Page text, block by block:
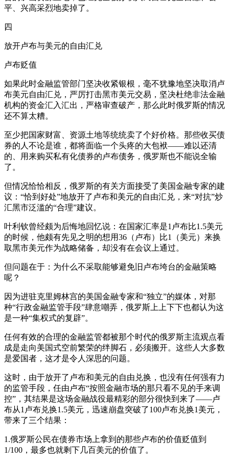
平、兴高采烈地卖掉了。
四
放开卢布与美元的自由汇兑
卢布贬值
如果此时金融监管部门坚决收紧银根，毫不犹豫地坚决取消卢
布美元自由汇兑，严厉打击黑市美元交易，坚决杜绝非法金融
机构的资金汇入汇出，严格审查破产，那么此时俄罗斯的情况
还不算太糟。
至少把国家财富、资源土地等统统卖了个好价格。那些收买债
券的人不论是谁，都将面临一个头疼的大包袱——难以还清
的、用来购买私有化债券的卢布债务，俄罗斯也不能说全输
了。
但情况恰恰相反，俄罗斯的有关方面接受了美国金融专家的建
议：“恰到好处”地放开了卢布和美元的自由汇兑，来“对抗”炒
汇黑市泛滥的“合理”建议。
叶利钦曾经颇为后悔地回忆说：在国家汇率是1卢布比1.5美元
的时候，他颇有先见之明的想用36（卢布）比1（美元）来换
取黑市美元作为战略储备，却没有在会议上通过。
但问题在于：为什么不采取能够避免旧卢布垮台的金融策略
呢？
因为进驻克里姆林宫的美国金融专家和“独立”的媒体，对那
种“行政金融监管手段”肆意嘲弄，俄罗斯上上下下也都认为这
是一种“集权式的复辟”。
任何有效的合理的金融监管都被那个时代的俄罗斯主流观点看
成是走向美国式空前繁荣的绊脚石，必须搬开。这些人大多数
是爱国者，这才是令人深思的问题。
这时，由于放开了卢布和美元的自由兑换，也没有任何强有力
的监管手段，任由卢布“按照金融市场的那只看不见的手来调
控”，其结果是这场金融战役最精彩的部分很快到来了——卢
布从1卢布兑换1.5美元，迅速崩盘突破了100卢布兑换1美元，
带来了三个结果：
1.俄罗斯公民在债券市场上拿到的那些卢布的价值贬值到
1/100，最多也就剩下几百美元的价值了。